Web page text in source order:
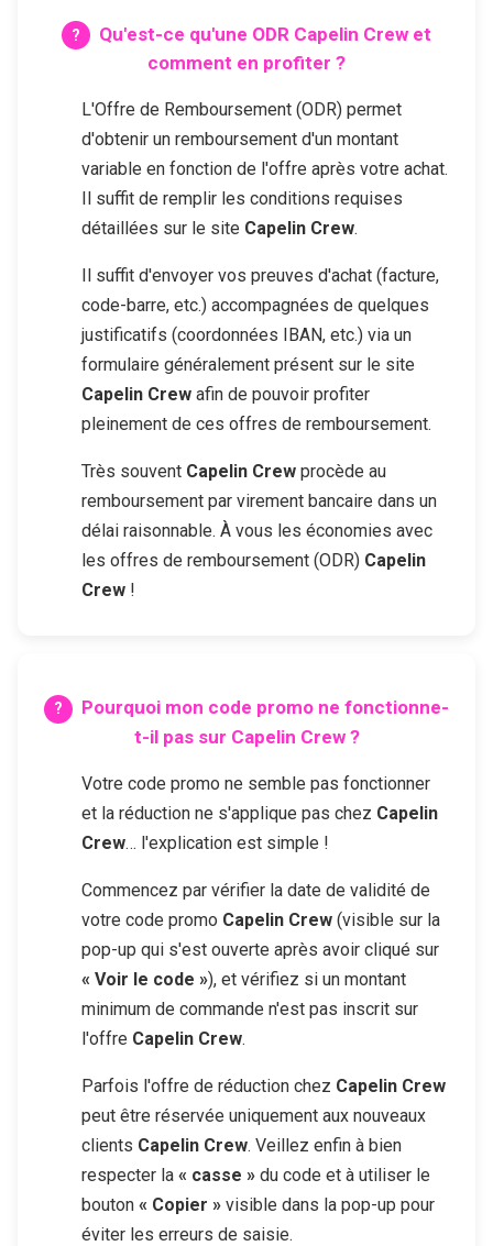
Qu'est-ce qu'une ODR Capelin Crew et
comment en profiter ?
L'Offre de Remboursement (ODR) permet
d'obtenir un remboursement d'un montant
variable en fonction de l'offre après votre achat.
Il suffit de remplir les conditions requises
détaillées sur le site Capelin Crew.
Il suffit d'envoyer vos preuves d'achat (facture,
code-barre, etc.) accompagnées de quelques
justificatifs (coordonnées IBAN, etc.) via un
formulaire généralement présent sur le site
Capelin Crew afin de pouvoir profiter
pleinement de ces offres de remboursement.
Très souvent Capelin Crew procède au
remboursement par virement bancaire dans un
délai raisonnable. À vous les économies avec
les offres de remboursement (ODR) Capelin
Crew !
Pourquoi mon code promo ne fonctionne-
t-il pas sur Capelin Crew?
Votre code promo ne semble pas fonctionner
et la réduction ne s'applique pas chez Capelin
Crew… l'explication est simple !
Commencez par vérifier la date de validité de
votre code promo Capelin Crew (visible sur la
pop-up qui s'est ouverte après avoir cliqué sur
« Voir le code »), et vérifiez si un montant
minimum de commande n'est pas inscrit sur
l'offre Capelin Crew.
Parfois l'offre de réduction chez Capelin Crew
peut être réservée uniquement aux nouveaux
clients Capelin Crew. Veillez enfin à bien
respecter la « casse » du code et à utiliser le
bouton « Copier » visible dans la pop-up pour
éviter les erreurs de saisie.